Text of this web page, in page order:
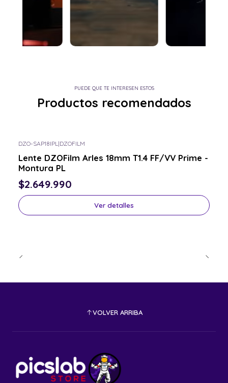
PUEDE QUE TE INTERESEN ESTOS
Productos recomendados
DZO-SAP18IPL|DZOFILM
Lente DZOFilm Arles 18mm T1.4 FF/VV Prime -
Montura PL
$2.649.990
Ver detalles
VOLVER ARRIBA